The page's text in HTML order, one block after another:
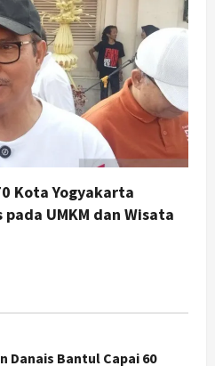
Kota Yogyakarta
UMKM dan Wisata
Danais Bantul Capai 60